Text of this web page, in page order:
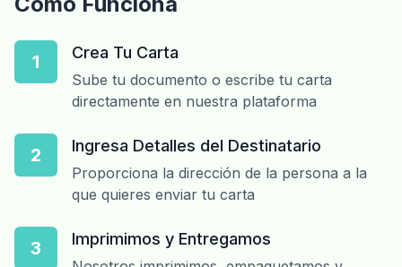
1 Crea Tu Carta
Sube tu documento o escribe tu carta
directamente en nuestra plataforma
2 Ingresa Detalles del Destinatario
Proporciona la dirección de la persona a la
que quieres enviar tu carta
3 Imprimimos y Entregamos